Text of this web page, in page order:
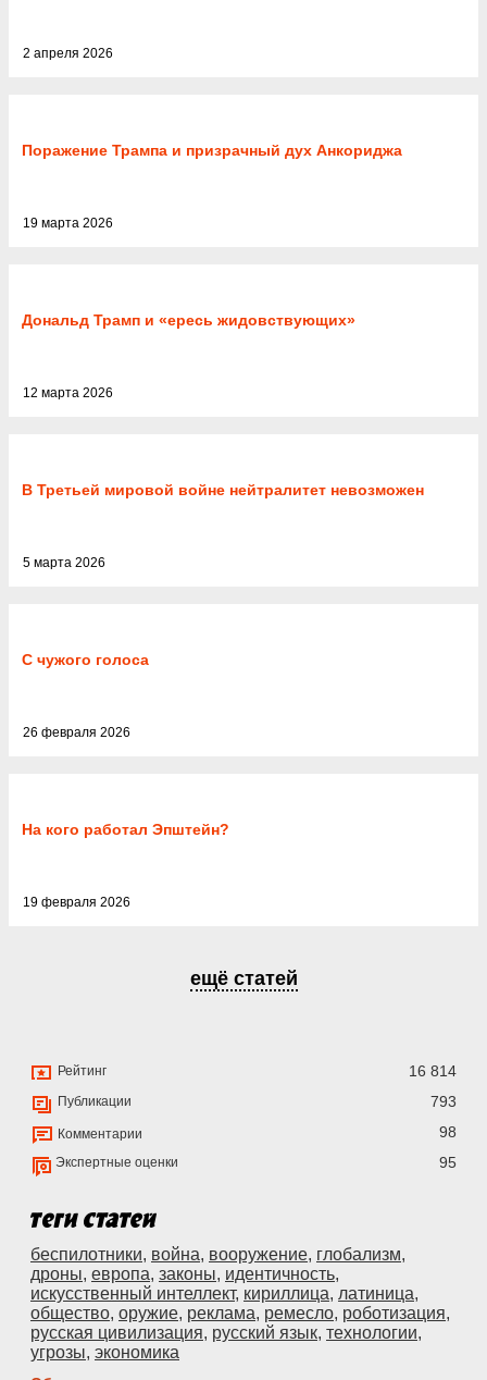
2 апреля 2026
Поражение Трампа и призрачный дух Анкориджа
19 марта 2026
Дональд Трамп и «ересь жидовствующих»
12 марта 2026
В Третьей мировой войне нейтралитет невозможен
5 марта 2026
С чужого голоса
26 февраля 2026
На кого работал Эпштейн?
19 февраля 2026
ещё статей
Рейтинг 16 814
Публикации 793
Комментарии 98
Экспертные оценки 95
беспилотники, война, вооружение, глобализм,
дроны, европа, законы, идентичность,
искусственный интеллект, кириллица, латиница,
общество, оружие, реклама, ремесло, роботизация,
русская цивилизация, русский язык, технологии,
угрозы, экономика